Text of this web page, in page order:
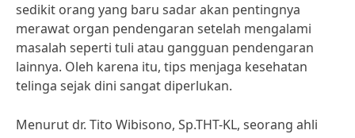
sedikit orang yang baru sadar akan pentingnya
merawat organ pendengaran setelah mengalami
masalah seperti tuli atau gangguan pendengaran
lainnya. Oleh karena itu, tips menjaga kesehatan
telinga sejak dini sangat diperlukan.
Menurut dr. Tito Wibisono, Sp.THT-KL, seorang ahli